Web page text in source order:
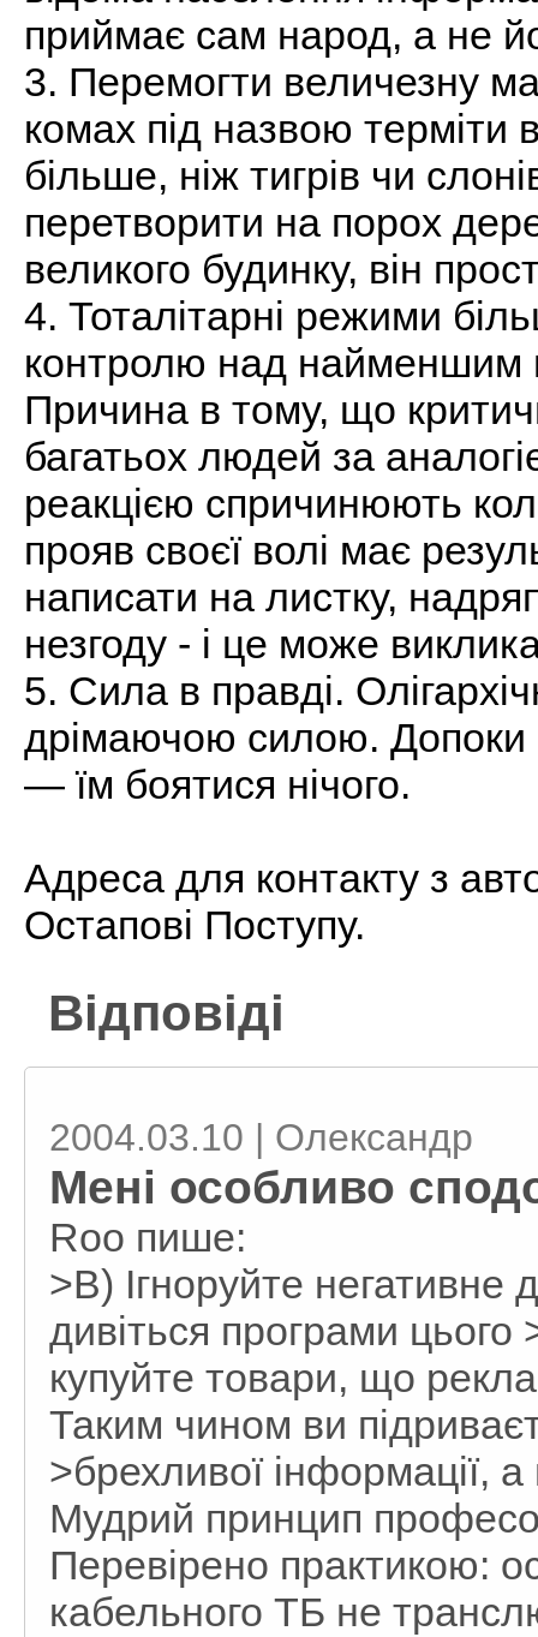
приймає сам народ, а не
3. Перемогти величезну
комах під назвою терміти
більше, ніж тигрів чи
перетворити на порох
великого будинку, він
4. Тоталітарні режими
контролю над найменшим
Причина в тому, що
багатьох людей за
реакцією спричинюють
прояв своєї волі має
написати на листку,
незгоду - і це може
5. Сила в правді.
дрімаючою силою. Допоки
— їм боятися нічого.
Адреса для контакту з
Остапові Поступу.
Відповіді
2004.03.10 | Олександр
Мені особливо
Roo пише:
>В) Ігноруйте негативне
дивіться програми цього
купуйте товари, що
Таким чином ви
>брехливої інформації,
Мудрий принцип
Перевірено практикою:
кабельного ТБ не